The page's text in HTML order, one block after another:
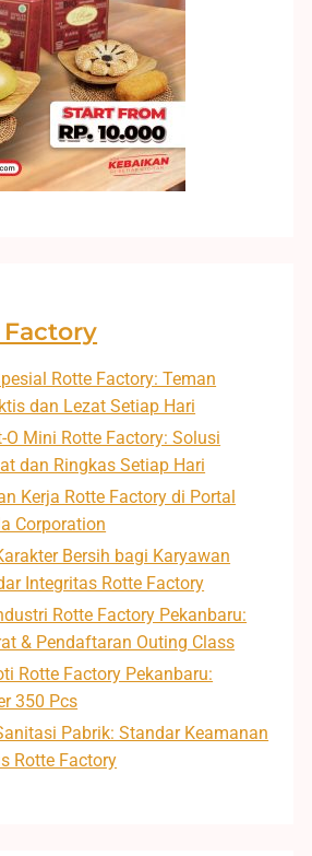
Rotte Factory: Teman
dan Lezat Setiap Hari
O Mini Rotte Factory: Solusi
dan Ringkas Setiap Hari
Kerja Rotte Factory di Portal
Corporation
Bersih bagi Karyawan
Integritas Rotte Factory
Rotte Factory Pekanbaru:
& Pendaftaran Outing Class
Rotte Factory Pekanbaru:
350 Pcs
Pabrik: Standar Keamanan
Rotte Factory